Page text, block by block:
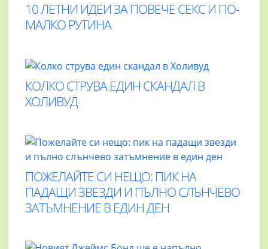
10 ЛЕТНИ ИДЕИ ЗА ПОВЕЧЕ СЕКС И ПО-
МАЛКО РУТИНА
КОЛКО СТРУВА ЕДИН СКАНДАЛ В
ХОЛИВУД
ПОЖЕЛАЙТЕ СИ НЕЩО: ПИК НА
ПАДАЩИ ЗВЕЗДИ И ПЪЛНО СЛЪНЧЕВО
ЗАТЪМНЕНИЕ В ЕДИН ДЕН